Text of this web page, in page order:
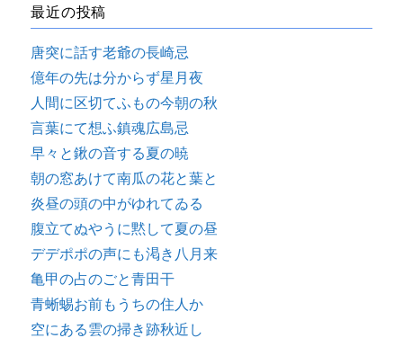
最近の投稿
唐突に話す老爺の長崎忌
億年の先は分からず星月夜
人間に区切てふもの今朝の秋
言葉にて想ふ鎮魂広島忌
早々と鍬の音する夏の暁
朝の窓あけて南瓜の花と葉と
炎昼の頭の中がゆれてゐる
腹立てぬやうに黙して夏の昼
デデポポの声にも渇き八月来
亀甲の占のごと青田干
青蜥蜴お前もうちの住人か
空にある雲の掃き跡秋近し